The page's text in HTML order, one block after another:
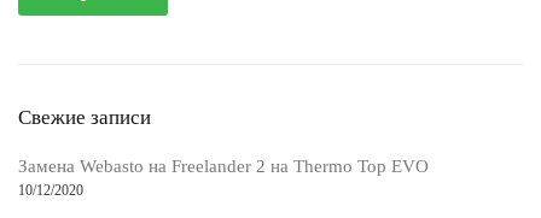
Свежие записи
Замена Webasto на Freelander 2 на Thermo Top EVO
10/12/2020